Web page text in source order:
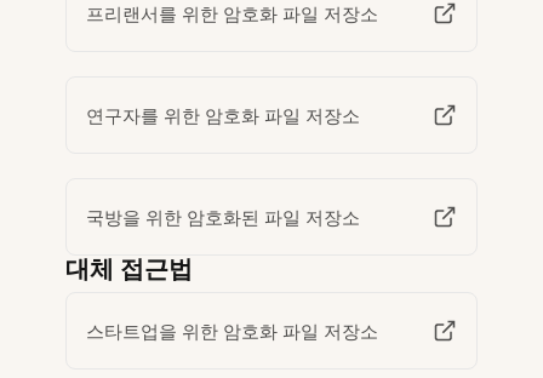
프리랜서를 위한 암호화 파일 저장소
연구자를 위한 암호화 파일 저장소
국방을 위한 암호화된 파일 저장소
대체 접근법
스타트업을 위한 암호화 파일 저장소